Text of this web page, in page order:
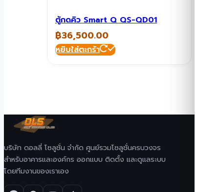
ตู้กดคิว Smart Q QS-QD01
฿36,500.00
หยิบใส่ตะกร้า
บริษัท ดอลลี่ โซลูชั่น จำกัด ศูนย์รวมโซลูชั่นครบวงจร
สำหรับอาคารและองค์กร ออกแบบ ติดตั้ง และดูแลระบบ
โดยทีมงานของเราเอง